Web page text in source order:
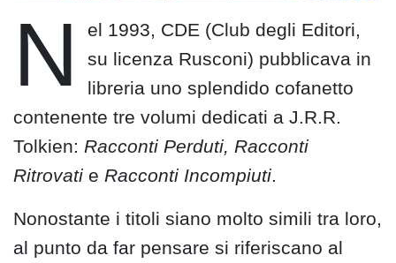
N
el 1993, CDE (Club degli Editori,
su licenza Rusconi) pubblicava in
libreria uno splendido cofanetto
contenente tre volumi dedicati a J.R.R.
Tolkien: Racconti Perduti, Racconti
Ritrovati e Racconti Incompiuti.
Nonostante i titoli siano molto simili tra loro,
al punto da far pensare si riferiscano al